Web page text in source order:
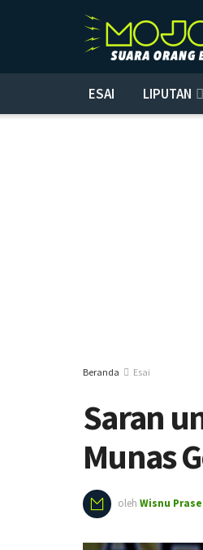
ESAI LIPUTAN
Beranda Esai
Saran
Munas
oleh Wisnu